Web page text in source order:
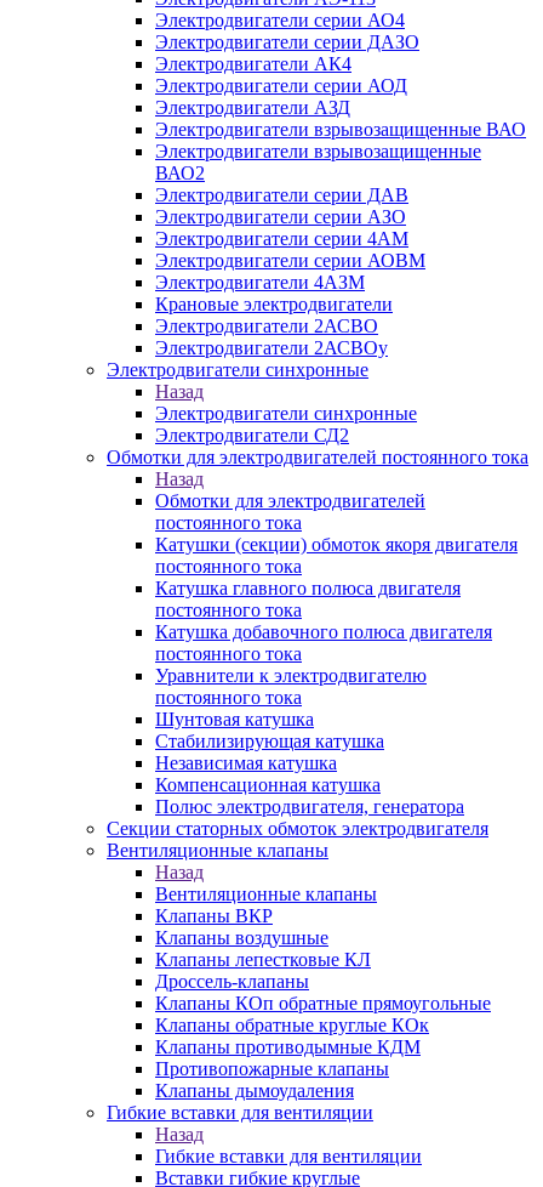
Электродвигатели серии АО4
Электродвигатели серии ДАЗО
Электродвигатели АК4
Электродвигатели серии АОД
Электродвигатели АЗД
Электродвигатели взрывозащищенные ВАО
Электродвигатели взрывозащищенные
ВАО2
Электродвигатели серии ДАВ
Электродвигатели серии АЗО
Электродвигатели серии 4АМ
Электродвигатели серии АОВМ
Электродвигатели 4АЗМ
Крановые электродвигатели
Электродвигатели 2АСВО
Электродвигатели 2АСВОу
Электродвигатели синхронные
Назад
Электродвигатели синхронные
Электродвигатели СД2
Обмотки для электродвигателей постоянного тока
Назад
Обмотки для электродвигателей
постоянного тока
Катушки (секции) обмоток якоря двигателя
постоянного тока
Катушка главного полюса двигателя
постоянного тока
Катушка добавочного полюса двигателя
постоянного тока
Уравнители к электродвигателю
постоянного тока
Шунтовая катушка
Стабилизирующая катушка
Независимая катушка
Компенсационная катушка
Полюс электродвигателя, генератора
Секции статорных обмоток электродвигателя
Вентиляционные клапаны
Назад
Вентиляционные клапаны
Клапаны ВКР
Клапаны воздушные
Клапаны лепестковые КЛ
Дроссель-клапаны
Клапаны КОп обратные прямоугольные
Клапаны обратные круглые КОк
Клапаны противодымные КДМ
Противопожарные клапаны
Клапаны дымоудаления
Гибкие вставки для вентиляции
Назад
Гибкие вставки для вентиляции
Вставки гибкие круглые